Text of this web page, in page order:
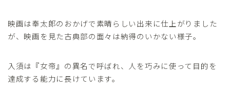
映画は奉太郎のおかげで素晴らしい出来に仕上がりました
が、映画を見た古典部の面々は納得のいかない様子。
入須は『女帝』の異名で呼ばれ、人を巧みに使って目的を
達成する能力に長けています。